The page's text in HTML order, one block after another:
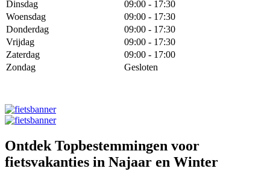
Dinsdag
09:00 - 17:30
Woensdag
09:00 - 17:30
Donderdag
09:00 - 17:30
Vrijdag
09:00 - 17:30
Zaterdag
09:00 - 17:00
Zondag
Gesloten
Ontdek Topbestemmingen voor
fietsvakanties in Najaar en Winter